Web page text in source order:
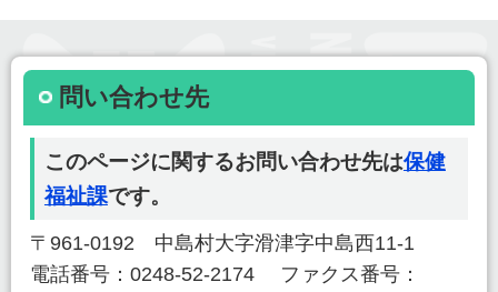
問い合わせ先
このページに関するお問い合わせ先は保健
福祉課です。
〒961-0192 中島村大字滑津字中島西11-1
電話番号：0248-52-2174 ファクス番号：